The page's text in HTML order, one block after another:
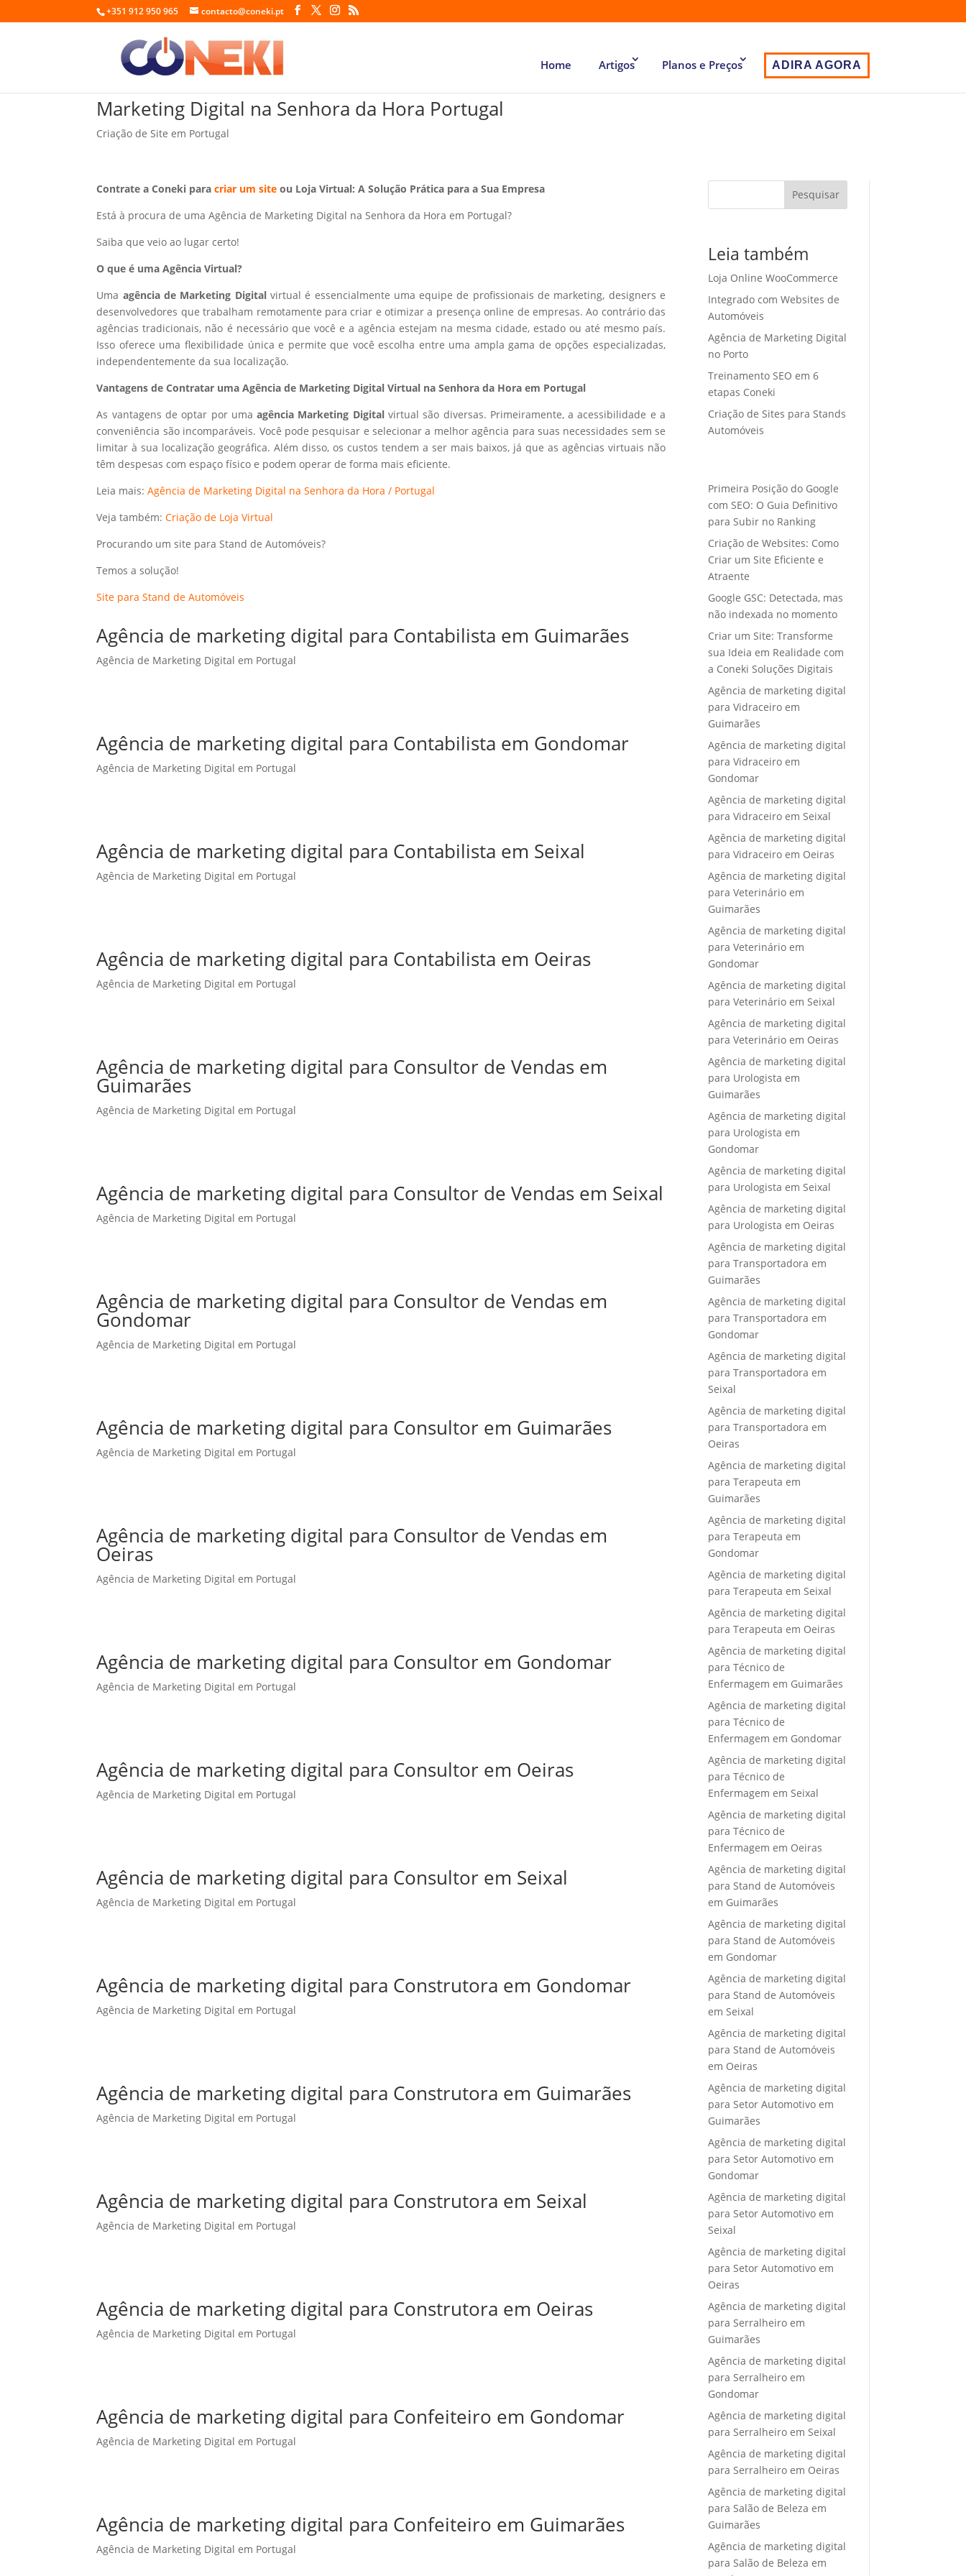
+351 912 950 965 contacto@coneki.pt
Home Artigos Planos e Preços ADIRA AGORA
Marketing Digital na Senhora da Hora Portugal
Criação de Site em Portugal
Contrate a Coneki paracriar um site ou Loja Virtual: A Solução Prática para a Sua Empresa
Está à procura de uma Agência de Marketing Digital na Senhora da Hora em Portugal?
Saiba que veio ao lugar certo!
O que é uma Agência Virtual?
Uma agência de Marketing Digital virtual é essencialmente uma equipe de profissionais de marketing, designers e
desenvolvedores que trabalham remotamente para criar e otimizar a presença online de empresas. Ao contrário das
agências tradicionais, não é necessário que você e a agência estejam na mesma cidade, estado ou até mesmo país.
Isso oferece uma flexibilidade única e permite que você escolha entre uma ampla gama de opções especializadas,
independentemente da sua localização.
Vantagens de Contratar uma Agência de Marketing Digital Virtual na Senhora da Hora em Portugal
As vantagens de optar por umaagência Marketing Digitalvirtual são diversas. Primeiramente, a acessibilidade e a
conveniência são incomparáveis. Você pode pesquisar e selecionar a melhor agência para suas necessidades sem se
limitar à sua localização geográfica. Além disso, os custos tendem a ser mais baixos, já que as agências virtuais não
têm despesas com espaço físico e podem operar de forma mais eficiente.
Leia mais:Agência de Marketing Digital na Senhora da Hora / Portugal
Veja também:Criação de Loja Virtual
Procurando um site para Stand de Automóveis?
Temos a solução!
Site para Stand de Automóveis
Agência de marketing digital para Contabilista em Guimarães
Agência de Marketing Digital em Portugal
Agência de marketing digital para Contabilista em Gondomar
Agência de Marketing Digital em Portugal
Agência de marketing digital para Contabilista em Seixal
Agência de Marketing Digital em Portugal
Agência de marketing digital para Contabilista em Oeiras
Agência de Marketing Digital em Portugal
Agência de marketing digital para Consultor de Vendas em
Guimarães
Agência de Marketing Digital em Portugal
Agência de marketing digital para Consultor de Vendas em Seixal
Agência de Marketing Digital em Portugal
Agência de marketing digital para Consultor de Vendas em
Gondomar
Agência de Marketing Digital em Portugal
Agência de marketing digital para Consultor em Guimarães
Agência de Marketing Digital em Portugal
Agência de marketing digital para Consultor de Vendas em
Oeiras
Agência de Marketing Digital em Portugal
Agência de marketing digital para Consultor em Gondomar
Agência de Marketing Digital em Portugal
Agência de marketing digital para Consultor em Oeiras
Agência de Marketing Digital em Portugal
Agência de marketing digital para Consultor em Seixal
Agência de Marketing Digital em Portugal
Agência de marketing digital para Construtora em Gondomar
Agência de Marketing Digital em Portugal
Agência de marketing digital para Construtora em Guimarães
Agência de Marketing Digital em Portugal
Agência de marketing digital para Construtora em Seixal
Agência de Marketing Digital em Portugal
Agência de marketing digital para Construtora em Oeiras
Agência de Marketing Digital em Portugal
Agência de marketing digital para Confeiteiro em Gondomar
Agência de Marketing Digital em Portugal
Agência de marketing digital para Confeiteiro em Guimarães
Agência de Marketing Digital em Portugal
Pesquisar
Leia também
Loja Online WooCommerce
Integrado com Websites de
Automóveis
Agência de Marketing Digital
no Porto
Treinamento SEO em 6
etapas Coneki
Criação de Sites para Stands
Automóveis
Primeira Posição do Google
com SEO: O Guia Definitivo
para Subir no Ranking
Criação de Websites: Como
Criar um Site Eficiente e
Atraente
Google GSC: Detectada, mas
não indexada no momento
Criar um Site: Transforme
sua Ideia em Realidade com
a Coneki Soluções Digitais
Agência de marketing digital
para Vidraceiro em
Guimarães
Agência de marketing digital
para Vidraceiro em
Gondomar
Agência de marketing digital
para Vidraceiro em Seixal
Agência de marketing digital
para Vidraceiro em Oeiras
Agência de marketing digital
para Veterinário em
Guimarães
Agência de marketing digital
para Veterinário em
Gondomar
Agência de marketing digital
para Veterinário em Seixal
Agência de marketing digital
para Veterinário em Oeiras
Agência de marketing digital
para Urologista em
Guimarães
Agência de marketing digital
para Urologista em
Gondomar
Agência de marketing digital
para Urologista em Seixal
Agência de marketing digital
para Urologista em Oeiras
Agência de marketing digital
para Transportadora em
Guimarães
Agência de marketing digital
para Transportadora em
Gondomar
Agência de marketing digital
para Transportadora em
Seixal
Agência de marketing digital
para Transportadora em
Oeiras
Agência de marketing digital
para Terapeuta em
Guimarães
Agência de marketing digital
para Terapeuta em
Gondomar
Agência de marketing digital
para Terapeuta em Seixal
Agência de marketing digital
para Terapeuta em Oeiras
Agência de marketing digital
para Técnico de
Enfermagem em Guimarães
Agência de marketing digital
para Técnico de
Enfermagem em Gondomar
Agência de marketing digital
para Técnico de
Enfermagem em Seixal
Agência de marketing digital
para Técnico de
Enfermagem em Oeiras
Agência de marketing digital
para Stand de Automóveis
em Guimarães
Agência de marketing digital
para Stand de Automóveis
em Gondomar
Agência de marketing digital
para Stand de Automóveis
em Seixal
Agência de marketing digital
para Stand de Automóveis
em Oeiras
Agência de marketing digital
para Setor Automotivo em
Guimarães
Agência de marketing digital
para Setor Automotivo em
Gondomar
Agência de marketing digital
para Setor Automotivo em
Seixal
Agência de marketing digital
para Setor Automotivo em
Oeiras
Agência de marketing digital
para Serralheiro em
Guimarães
Agência de marketing digital
para Serralheiro em
Gondomar
Agência de marketing digital
para Serralheiro em Seixal
Agência de marketing digital
para Serralheiro em Oeiras
Agência de marketing digital
para Salão de Beleza em
Guimarães
Agência de marketing digital
para Salão de Beleza em